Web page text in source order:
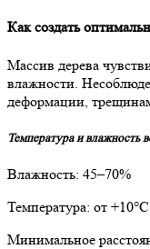
Как создать
Массив дерева
влажности.
деформации,
Температура и влажность
Влажность: 45–70%
Температура: от
Минимальное